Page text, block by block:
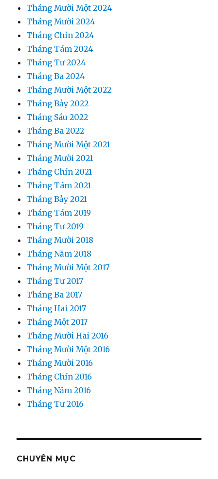
Tháng Mười Một 2024
Tháng Mười 2024
Tháng Chín 2024
Tháng Tám 2024
Tháng Tư 2024
Tháng Ba 2024
Tháng Mười Một 2022
Tháng Bảy 2022
Tháng Sáu 2022
Tháng Ba 2022
Tháng Mười Một 2021
Tháng Mười 2021
Tháng Chín 2021
Tháng Tám 2021
Tháng Bảy 2021
Tháng Tám 2019
Tháng Tư 2019
Tháng Mười 2018
Tháng Năm 2018
Tháng Mười Một 2017
Tháng Tư 2017
Tháng Ba 2017
Tháng Hai 2017
Tháng Một 2017
Tháng Mười Hai 2016
Tháng Mười Một 2016
Tháng Mười 2016
Tháng Chín 2016
Tháng Năm 2016
Tháng Tư 2016
CHUYÊN MỤC